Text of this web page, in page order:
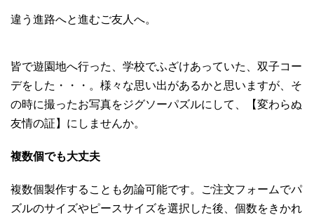
違う進路へと進むご友人へ。
皆で遊園地へ行った、学校でふざけあっていた、双子コー
デをした・・・。様々な思い出があるかと思いますが、そ
の時に撮ったお写真をジグソーパズルにして、【変わらぬ
友情の証】にしませんか。
複数個でも大丈夫
複数個製作することも勿論可能です。ご注文フォームでパ
ズルのサイズやピースサイズを選択した後、個数をきかれ